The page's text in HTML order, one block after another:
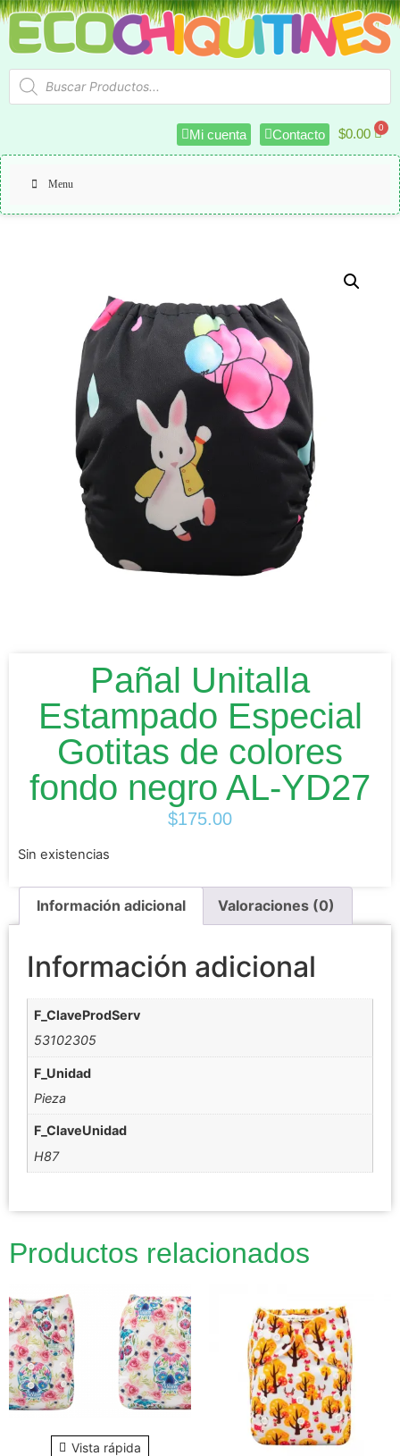
Mi cuenta Contacto $0.00
Menu
Pañal Unitalla
Estampado Especial
Gotitas de colores
fondo negro AL-YD27
$175.00
Sin existencias
Información adicional Valoraciones (0)
Información adicional
F_ClaveProdServ
53102305
F_Unidad
Pieza
F_ClaveUnidad
H87
Productos relacionados
Vista rápida